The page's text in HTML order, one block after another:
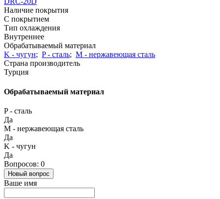
Наличие покрытия
С покрытием
Тип охлаждения
Внутреннее
Обрабатываемый материал
K - чугун; P - сталь; М - нержавеющая сталь
Страна производитель
Турция
Обрабатываемый материал
P - сталь
Да
М - нержавеющая сталь
Да
K - чугун
Да
Вопросов: 0
Новый вопрос
Ваше имя